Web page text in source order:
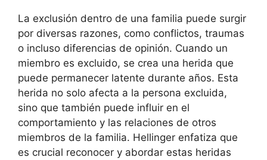
La exclusión dentro de una familia puede surgir
por diversas razones, como conflictos, traumas
o incluso diferencias de opinión. Cuando un
miembro es excluido, se crea una herida que
puede permanecer latente durante años. Esta
herida no solo afecta a la persona excluida,
sino que también puede influir en el
comportamiento y las relaciones de otros
miembros de la familia. Hellinger enfatiza que
es crucial reconocer y abordar estas heridas